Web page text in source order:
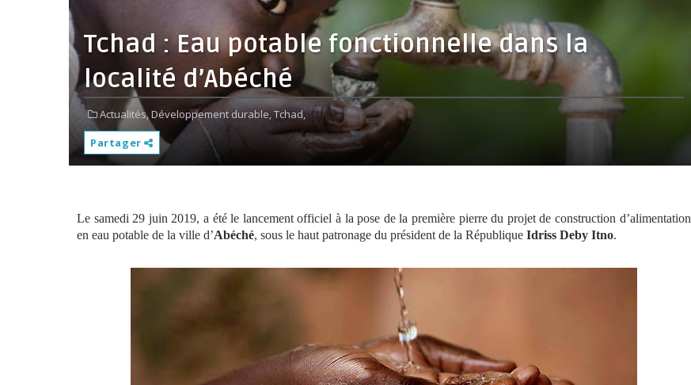
Tchad : Eau potable fonctionnelle dans la
localité d’Abéché
Actualités,Développement durable,Tchad,
Partager
Le samedi 29 juin 2019, a été le lancement officiel à la pose de la première pierre du projet de construction d’alimentation
en eau potable de la ville d’Abéché, sous le haut patronage du président de la République Idriss Deby Itno.